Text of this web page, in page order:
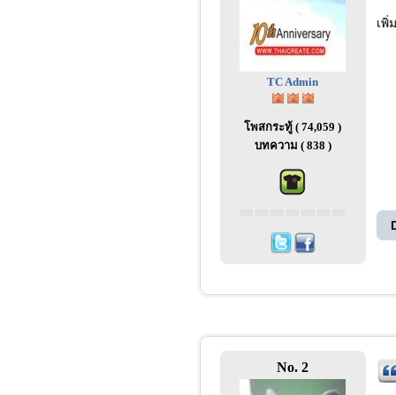
TC Admin
โพสกระทู้ ( 74,059 )
บทความ ( 838 )
เพิ่
No. 2